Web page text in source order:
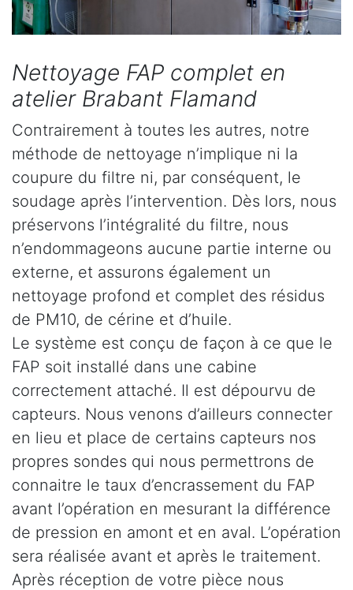
Nettoyage FAP complet en
atelier Brabant Flamand
Contrairement à toutes les autres, notre
méthode de nettoyage n’implique ni la
coupure du filtre ni, par conséquent, le
soudage après l’intervention. Dès lors, nous
préservons l’intégralité du filtre, nous
n’endommageons aucune partie interne ou
externe, et assurons également un
nettoyage profond et complet des résidus
de PM10, de cérine et d’huile.
Le système est conçu de façon à ce que le
FAP soit installé dans une cabine
correctement attaché. Il est dépourvu de
capteurs. Nous venons d’ailleurs connecter
en lieu et place de certains capteurs nos
propres sondes qui nous permettrons de
connaitre le taux d’encrassement du FAP
avant l’opération en mesurant la différence
de pression en amont et en aval. L’opération
sera réalisée avant et après le traitement.
Après réception de votre pièce nous